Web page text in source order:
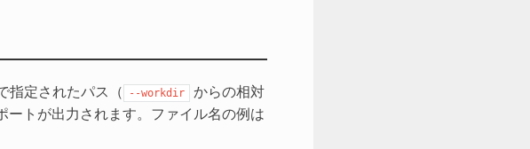
指定されたパス（ --workdir
からの相対
トが出力されます。ファイル名の例は